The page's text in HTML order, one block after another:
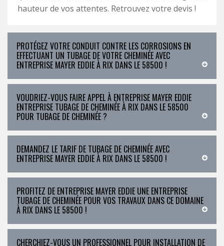
hauteur de vos attentes. Retrouvez votre devis !
PROTÉGEZ VOTRE CONDUIT CONTRE LES CORROSIONS EN
EFFECTUANT UN TUBAGE DE VOTRE CHEMINÉE AVEC
ENTREPRISE MAYER EDDIE À RIX DANS LE 58500 !
VOUDRIEZ-VOUS FAIRE APPEL À ENTREPRISE MAYER EDDIE
ENTREPRISE TUBAGE DE CHEMINÉE À RIX DANS LE 58500
POUR TUBAGE DE CHEMINÉE ?
DEMANDEZ LE TARIF DE TUBAGE DE CHEMINÉE AVEC
ENTREPRISE MAYER EDDIE À RIX DANS LE 58500 !
PROFITEZ DE ENTREPRISE MAYER EDDIE UNE ENTREPRISE
TUBAGE DE CHEMINÉE POUR VOS TRAVAUX DANS CE DOMAINE
À RIX DANS LE 58500 !
CHERCHIEZ-VOUS UN PROFESSIONNEL POUR INSTALLATION DE